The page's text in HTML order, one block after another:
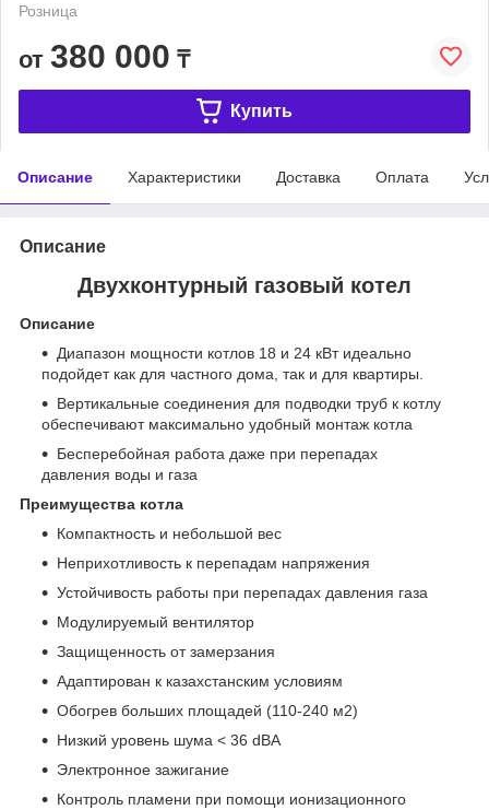
Розница
от 380 000 ₸
Купить
Описание Характеристики Доставка Оплата
Описание
Двухконтурный газовый котел
Описание
Диапазон мощности котлов 18 и 24 кВт идеально
подойдет как для частного дома, так и для квартиры.
Вертикальные соединения для подводки труб к котлу
обеспечивают максимально удобный монтаж котла
Бесперебойная работа даже при перепадах
давления воды и газа
Преимущества котла
Компактность и небольшой вес
Неприхотливость к перепадам напряжения
Устойчивость работы при перепадах давления газа
Модулируемый вентилятор
Защищенность от замерзания
Адаптирован к казахстанским условиям
Обогрев больших площадей (110-240 м2)
Низкий уровень шума < 36 dBA
Электронное зажигание
Контроль пламени при помощи ионизационного